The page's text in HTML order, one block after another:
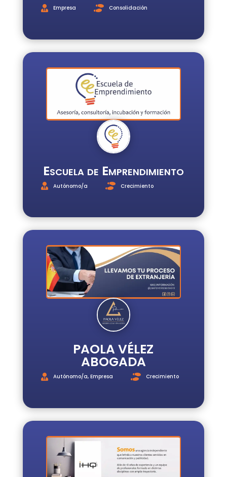
Empresa Consolidación
Escuela de Emprendimiento
Autónomo/a Crecimiento
PAOLA VÉLEZ
ABOGADA
Autónomo/a, Empresa Crecimiento